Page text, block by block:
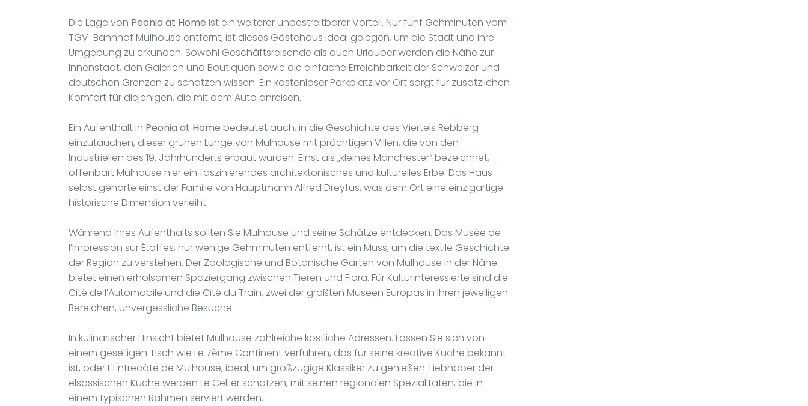
Die Lage von Peonia at Home ist ein weiterer unbestreitbarer Vorteil. Nur fünf Gehminuten vom
TGV-Bahnhof Mulhouse entfernt, ist dieses Gästehaus ideal gelegen, um die Stadt und ihre
Umgebung zu erkunden. Sowohl Geschäftsreisende als auch Urlauber werden die Nähe zur
Innenstadt, den Galerien und Boutiquen sowie die einfache Erreichbarkeit der Schweizer und
deutschen Grenzen zu schätzen wissen. Ein kostenloser Parkplatz vor Ort sorgt für zusätzlichen
Komfort für diejenigen, die mit dem Auto anreisen.
Ein Aufenthalt in Peonia at Home bedeutet auch, in die Geschichte des Viertels Rebberg
einzutauchen, dieser grünen Lunge von Mulhouse mit prächtigen Villen, die von den
Industriellen des 19. Jahrhunderts erbaut wurden. Einst als „kleines Manchester“ bezeichnet,
offenbart Mulhouse hier ein faszinierendes architektonisches und kulturelles Erbe. Das Haus
selbst gehörte einst der Familie von Hauptmann Alfred Dreyfus, was dem Ort eine einzigartige
historische Dimension verleiht.
Während Ihres Aufenthalts sollten Sie Mulhouse und seine Schätze entdecken. Das Musée de
l’Impression sur Étoffes, nur wenige Gehminuten entfernt, ist ein Muss, um die textile Geschichte
der Region zu verstehen. Der Zoologische und Botanische Garten von Mulhouse in der Nähe
bietet einen erholsamen Spaziergang zwischen Tieren und Flora. Für Kulturinteressierte sind die
Cité de l’Automobile und die Cité du Train, zwei der größten Museen Europas in ihren jeweiligen
Bereichen, unvergessliche Besuche.
In kulinarischer Hinsicht bietet Mulhouse zahlreiche köstliche Adressen. Lassen Sie sich von
einem geselligen Tisch wie Le 7ème Continent verführen, das für seine kreative Küche bekannt
ist, oder L'Entrecôte de Mulhouse, ideal, um großzügige Klassiker zu genießen. Liebhaber der
elsässischen Küche werden Le Cellier schätzen, mit seinen regionalen Spezialitäten, die in
einem typischen Rahmen serviert werden.